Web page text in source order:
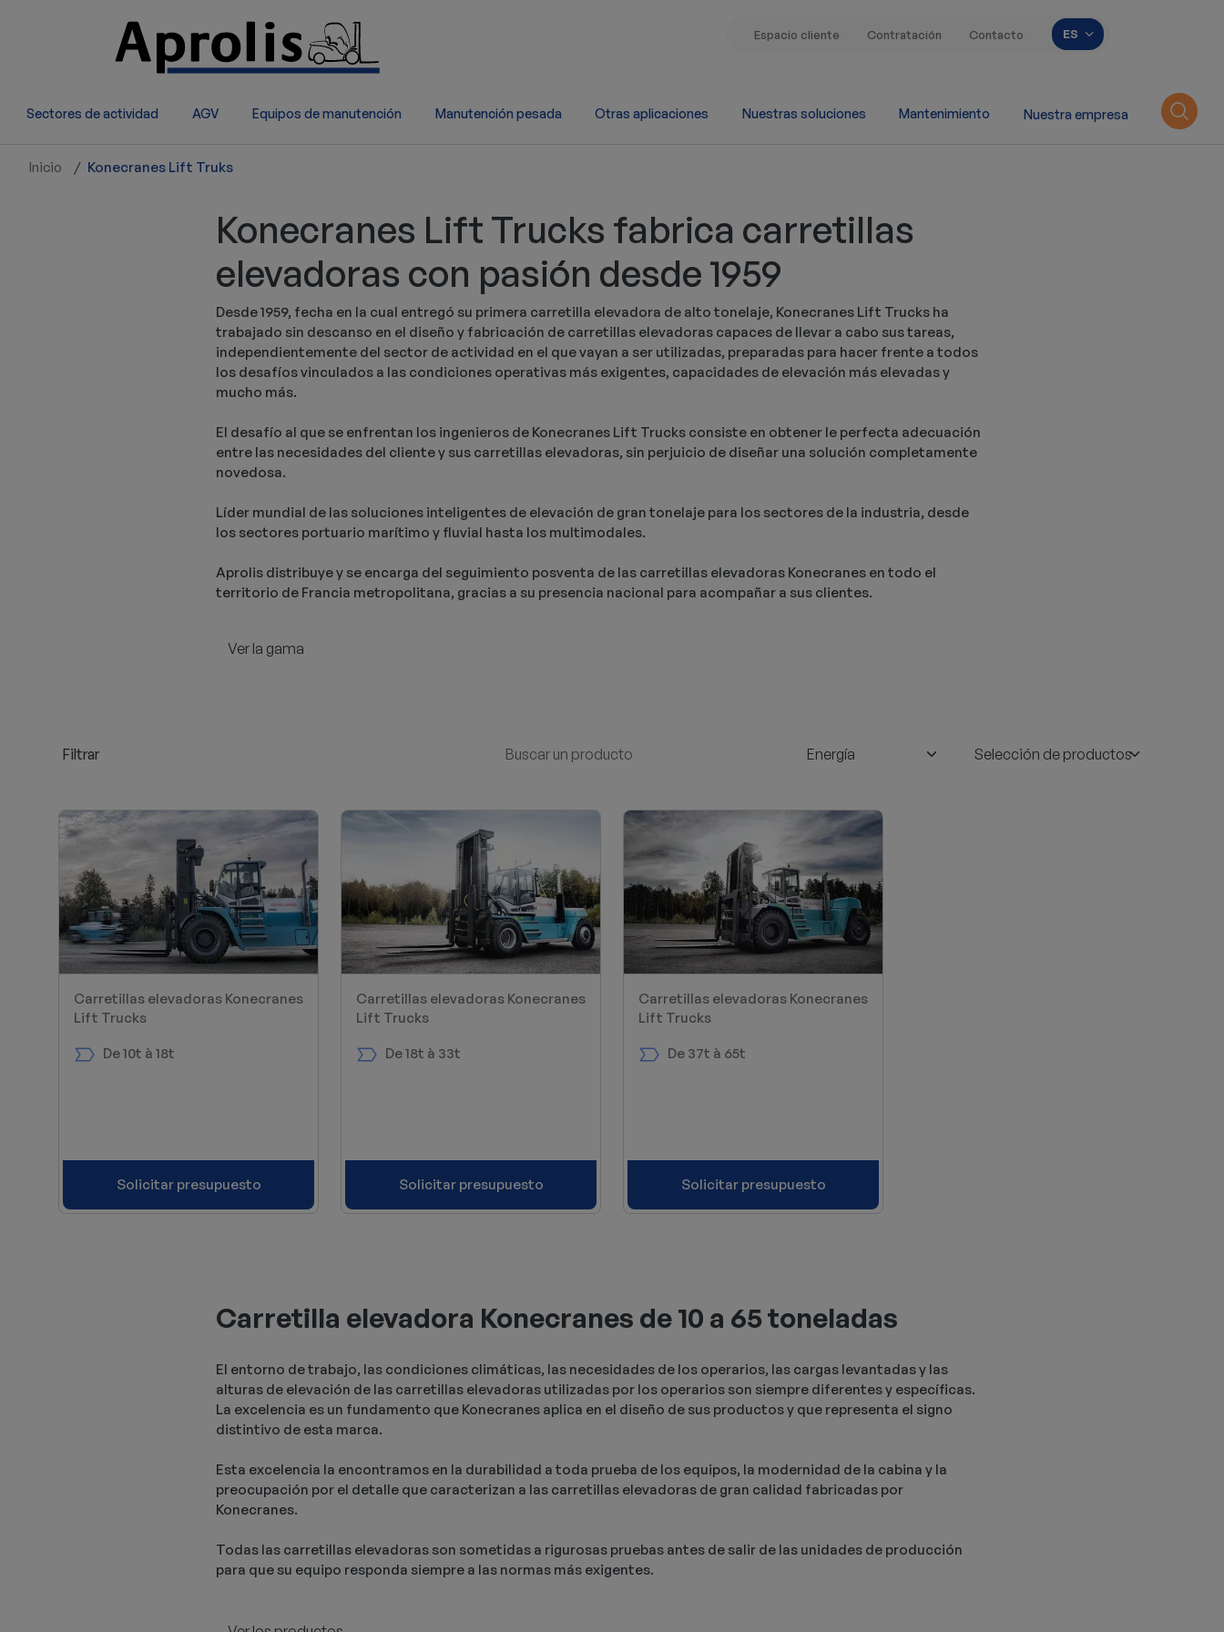
Espacio cliente Contratación Contacto ES Lista adicional de
Sectores de actividad AGV Equipos de manutención Manutención pesada Otras aplicaciones Nuestras soluciones Mantenimiento Nuestra empresa
Inicio Konecranes Lift Truks
Konecranes Lift Trucks fabrica carretillas
elevadoras con pasión desde 1959
Desde 1959, fecha en la cual entregó su primera carretilla elevadora de alto tonelaje, Konecranes Lift Trucks ha
trabajado sin descanso en el diseño y fabricación de carretillas elevadoras capaces de llevar a cabo sus tareas,
independientemente del sector de actividad en el que vayan a ser utilizadas, preparadas para hacer frente a todos
los desafíos vinculados a las condiciones operativas más exigentes, capacidades de elevación más elevadas y
mucho más.
El desafío al que se enfrentan los ingenieros de Konecranes Lift Trucks consiste en obtener le perfecta adecuación
entre las necesidades del cliente y sus carretillas elevadoras, sin perjuicio de diseñar una solución completamente
novedosa.
Líder mundial de las soluciones inteligentes de elevación de gran tonelaje para los sectores de la industria, desde
los sectores portuario marítimo y fluvial hasta los multimodales.
Aprolis distribuye y se encarga del seguimiento posventa de las carretillas elevadoras Konecranes en todo el
territorio de Francia metropolitana, gracias a su presencia nacional para acompañar a sus clientes.
Ver la gama
Filtrar
Carretillas elevadoras Konecranes
Lift Trucks
De 10t à 18t
Solicitar presupuesto
Carretillas elevadoras Konecranes
Lift Trucks
De 18t à 33t
Solicitar presupuesto
Carretillas elevadoras Konecranes
Lift Trucks
De 37t à 65t
Solicitar presupuesto
Carretilla elevadora Konecranes de 10 a 65 toneladas
El entorno de trabajo, las condiciones climáticas, las necesidades de los operarios, las cargas levantadas y las
alturas de elevación de las carretillas elevadoras utilizadas por los operarios son siempre diferentes y específicas.
La excelencia es un fundamento que Konecranes aplica en el diseño de sus productos y que representa el signo
distintivo de esta marca.
Esta excelencia la encontramos en la durabilidad a toda prueba de los equipos, la modernidad de la cabina y la
preocupación por el detalle que caracterizan a las carretillas elevadoras de gran calidad fabricadas por
Konecranes.
Todas las carretillas elevadoras son sometidas a rigurosas pruebas antes de salir de las unidades de producción
para que su equipo responda siempre a las normas más exigentes.